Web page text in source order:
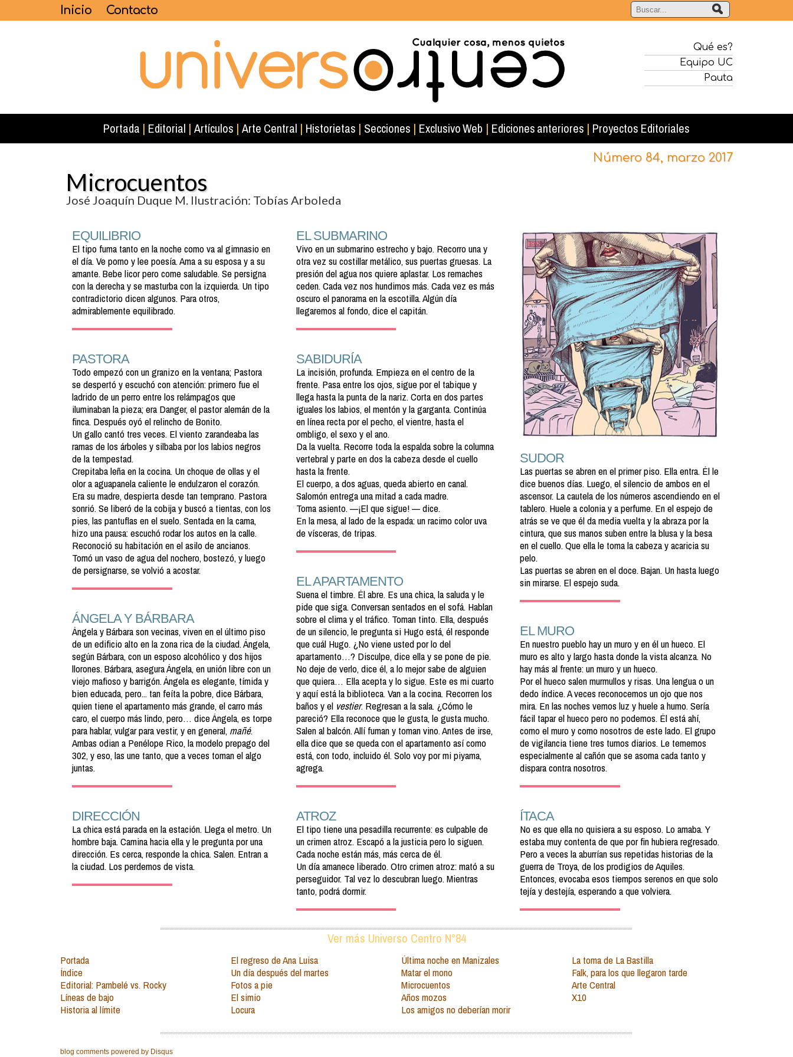
Inicio Contacto
Qué es?
Equipo UC
Pauta
Portada | Editorial | Artículos | Arte Central | Historietas | Secciones | Exclusivo Web | Ediciones anteriores | Proyectos Editoriales
Número 84, marzo 2017
Microcuentos
José Joaquín Duque M. Ilustración: Tobías Arboleda
EQUILIBRIO
El tipo fuma tanto en la noche como va al gimnasio en
el día. Ve porno y lee poesía. Ama a su esposa y a su
amante. Bebe licor pero come saludable. Se persigna
con la derecha y se masturba con la izquierda. Un tipo
contradictorio dicen algunos. Para otros,
admirablemente equilibrado.
PASTORA
Todo empezó con un granizo en la ventana; Pastora
se despertó y escuchó con atención: primero fue el
ladrido de un perro entre los relámpagos que
iluminaban la pieza; era Danger, el pastor alemán de la
finca. Después oyó el relincho de Bonito.
Un gallo cantó tres veces. El viento zarandeaba las
ramas de los árboles y silbaba por los labios negros
de la tempestad.
Crepitaba leña en la cocina. Un choque de ollas y el
olor a aguapanela caliente le endulzaron el corazón.
Era su madre, despierta desde tan temprano. Pastora
sonrió. Se liberó de la cobija y buscó a tientas, con los
pies, las pantuflas en el suelo. Sentada en la cama,
hizo una pausa: escuchó rodar los autos en la calle.
Reconoció su habitación en el asilo de ancianos.
Tomó un vaso de agua del nochero, bostezó, y luego
de persignarse, se volvió a acostar.
ÁNGELA Y BÁRBARA
Ángela y Bárbara son vecinas, viven en el último piso
de un edificio alto en la zona rica de la ciudad. Ángela,
según Bárbara, con un esposo alcohólico y dos hijos
llorones. Bárbara, asegura Ángela, en unión libre con un
viejo mafioso y barrigón. Ángela es elegante, tímida y
bien educada, pero... tan feíta la pobre, dice Bárbara,
quien tiene el apartamento más grande, el carro más
caro, el cuerpo más lindo, pero… dice Ángela, es torpe
para hablar, vulgar para vestir, y en general, mañé.
Ambas odian a Penélope Rico, la modelo prepago del
302, y eso, las une tanto, que a veces toman el algo
juntas.
DIRECCIÓN
La chica está parada en la estación. Llega el metro. Un
hombre baja. Camina hacia ella y le pregunta por una
dirección. Es cerca, responde la chica. Salen. Entran a
la ciudad. Los perdemos de vista.
EL SUBMARINO
Vivo en un submarino estrecho y bajo. Recorro una y
otra vez su costillar metálico, sus puertas gruesas. La
presión del agua nos quiere aplastar. Los remaches
ceden. Cada vez nos hundimos más. Cada vez es más
oscuro el panorama en la escotilla. Algún día
llegaremos al fondo, dice el capitán.
SABIDURÍA
La incisión, profunda. Empieza en el centro de la
frente. Pasa entre los ojos, sigue por el tabique y
llega hasta la punta de la nariz. Corta en dos partes
iguales los labios, el mentón y la garganta. Continúa
en línea recta por el pecho, el vientre, hasta el
ombligo, el sexo y el ano.
Da la vuelta. Recorre toda la espalda sobre la columna
vertebral y parte en dos la cabeza desde el cuello
hasta la frente.
El cuerpo, a dos aguas, queda abierto en canal.
Salomón entrega una mitad a cada madre.
Toma asiento. —¡El que sigue! — dice.
En la mesa, al lado de la espada: un racimo color uva
de vísceras, de tripas.
EL APARTAMENTO
Suena el timbre. Él abre. Es una chica, la saluda y le
pide que siga. Conversan sentados en el sofá. Hablan
sobre el clima y el tráfico. Toman tinto. Ella, después
de un silencio, le pregunta si Hugo está, él responde
que cuál Hugo. ¿No viene usted por lo del
apartamento…? Disculpe, dice ella y se pone de pie.
No deje de verlo, dice él, a lo mejor sabe de alguien
que quiera… Ella acepta y lo sigue. Este es mi cuarto
y aquí está la biblioteca. Van a la cocina. Recorren los
baños y el vestier. Regresan a la sala. ¿Cómo le
pareció? Ella reconoce que le gusta, le gusta mucho.
Salen al balcón. Allí fuman y toman vino. Antes de irse,
ella dice que se queda con el apartamento así como
está, con todo, incluido él. Solo voy por mi piyama,
agrega.
ATROZ
El tipo tiene una pesadilla recurrente: es culpable de
un crimen atroz. Escapó a la justicia pero lo siguen.
Cada noche están más, más cerca de él.
Un día amanece liberado. Otro crimen atroz: mató a su
perseguidor. Tal vez lo descubran luego. Mientras
tanto, podrá dormir.
SUDOR
Las puertas se abren en el primer piso. Ella entra. Él le
dice buenos días. Luego, el silencio de ambos en el
ascensor. La cautela de los números ascendiendo en el
tablero. Huele a colonia y a perfume. En el espejo de
atrás se ve que él da media vuelta y la abraza por la
cintura, que sus manos suben entre la blusa y la besa
en el cuello. Que ella le toma la cabeza y acaricia su
pelo.
Las puertas se abren en el doce. Bajan. Un hasta luego
sin mirarse. El espejo suda.
EL MURO
En nuestro pueblo hay un muro y en él un hueco. El
muro es alto y largo hasta donde la vista alcanza. No
hay más al frente: un muro y un hueco.
Por el hueco salen murmullos y risas. Una lengua o un
dedo índice. A veces reconocemos un ojo que nos
mira. En las noches vemos luz y huele a humo. Sería
fácil tapar el hueco pero no podemos. Él está ahí,
como el muro y como nosotros de este lado. El grupo
de vigilancia tiene tres turnos diarios. Le tememos
especialmente al cañón que se asoma cada tanto y
dispara contra nosotros.
ÍTACA
No es que ella no quisiera a su esposo. Lo amaba. Y
estaba muy contenta de que por fin hubiera regresado.
Pero a veces la aburrían sus repetidas historias de la
guerra de Troya, de los prodigios de Aquiles.
Entonces, evocaba esos tiempos serenos en que solo
tejía y destejía, esperando a que volviera.
Ver más Universo Centro N°84
Portada
Índice
Editorial: Pambelé vs. Rocky
Líneas de bajo
Historia al límite
El regreso de Ana Luisa
Un día después del martes
Fotos a pie
El simio
Locura
Última noche en Manizales
Matar el mono
Microcuentos
Años mozos
Los amigos no deberían morir
La toma de La Bastilla
Falk, para los que llegaron tarde
Arte Central
X10
blog comments powered by Disqus